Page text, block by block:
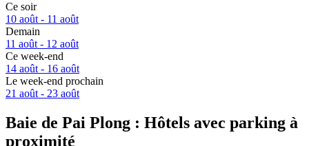
Ce soir
10 août - 11 août
Demain
11 août - 12 août
Ce week-end
14 août - 16 août
Le week-end prochain
21 août - 23 août
Baie de Pai Plong : Hôtels avec parking à
proximité